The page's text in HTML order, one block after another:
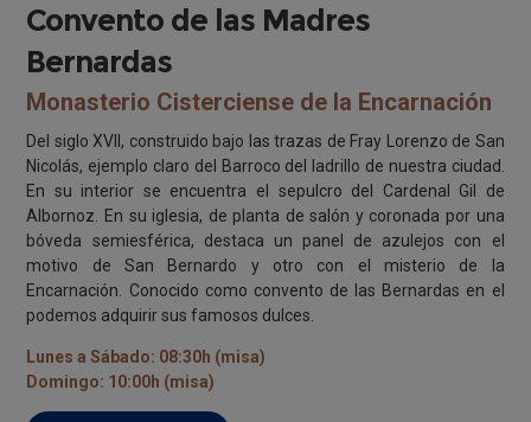
Convento de las Madres
Bernardas
Monasterio Cisterciense de la Encarnación
Del siglo XVII, construido bajo las trazas de Fray Lorenzo de San
Nicolás, ejemplo claro del Barroco del ladrillo de nuestra ciudad.
En su interior se encuentra el sepulcro del Cardenal Gil de
Albornoz. En su iglesia, de planta de salón y coronada por una
bóveda semiesférica, destaca un panel de azulejos con el
motivo de San Bernardo y otro con el misterio de la
Encarnación. Conocido como convento de las Bernardas en el
podemos adquirir sus famosos dulces.
Lunes a Sábado: 08:30h (misa)
Domingo: 10:00h (misa)